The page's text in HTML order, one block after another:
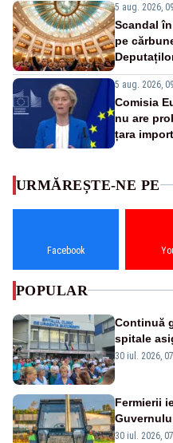
5 aug. 2026,
Scandal
pe
5 aug. 2026,
Comisia
nu are
țara
URMĂREȘTE-NE PE
Facebook
POPULAR
Continuă
spitale
30 iul. 2026,
Fermierii
30 iul. 2026,